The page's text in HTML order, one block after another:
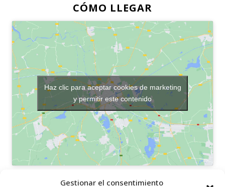
Gestionar el consentimiento
CÓMO LLEGAR
Haz clic para aceptar cookies de marketing
y permitir este contenido
OTROS ENLACES